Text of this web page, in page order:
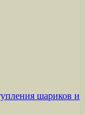
шариков и